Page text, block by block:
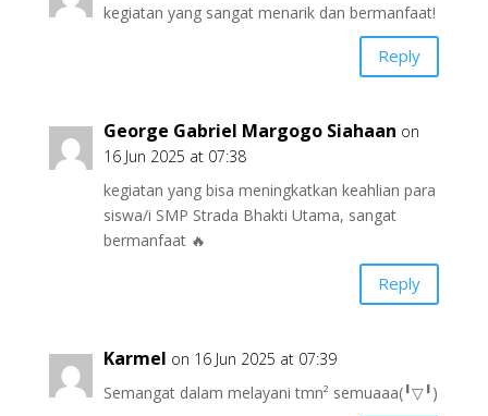
kegiatan yang sangat menarik dan bermanfaat!
Reply
George Gabriel Margogo Siahaan on
16 Jun 2025 at 07:38
kegiatan yang bisa meningkatkan keahlian para
siswa/i SMP Strada Bhakti Utama, sangat
bermanfaat 🔥
Reply
Karmel on 16 Jun 2025 at 07:39
Semangat dalam melayani tmn² semuaaa(⁠⁠╹⁠▽⁠╹⁠⁠)